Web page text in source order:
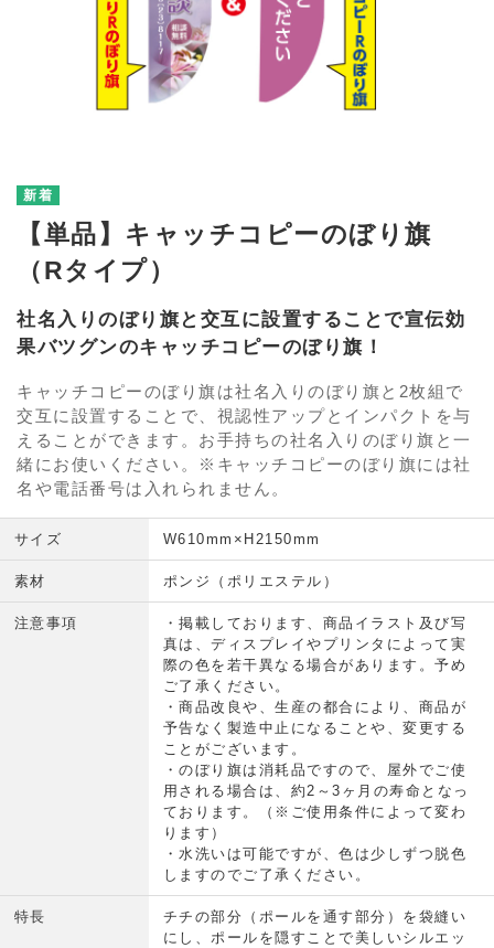
【単品】キャッチコピーのぼり旗
（Rタイプ）
社名入りのぼり旗と交互に設置することで宣伝効
果バツグンのキャッチコピーのぼり旗！
キャッチコピーのぼり旗は社名入りのぼり旗と2枚組で
交互に設置することで、視認性アップとインパクトを与
えることができます。お手持ちの社名入りのぼり旗と一
緒にお使いください。※キャッチコピーのぼり旗には社
名や電話番号は入れられません。
サイズ W610mm×H2150mm
素材 ポンジ（ポリエステル）
注意事項
・掲載しております、商品イラスト及び写
真は、ディスプレイやプリンタによって実
際の色を若干異なる場合があります。予め
ご了承ください。
・商品改良や、生産の都合により、商品が
予告なく製造中止になることや、変更する
ことがございます。
・のぼり旗は消耗品ですので、屋外でご使
用される場合は、約2～3ヶ月の寿命となっ
ております。（※ご使用条件によって変わ
ります）
・水洗いは可能ですが、色は少しずつ脱色
しますのでご了承ください。
特長
チチの部分（ポールを通す部分）を袋縫い
にし、ポールを隠すことで美しいシルエッ